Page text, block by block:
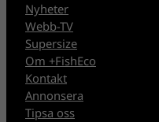
Nyheter
Webb-TV
Supersize
Om +FishEco
Kontakt
Annonsera
Tipsa oss